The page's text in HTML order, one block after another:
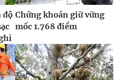
thức nếu không có sự chấp
nguồn VTV.vn khi phát hành lại
độ Chứng khoán giữ vững
mốc 1.768 điểm